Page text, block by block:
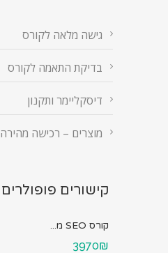
גישה מלאה לקורס
בדיקת התאמה לקורס
דיסקליימר ותקנון
מוצרים – רכישה מהירה
קישורים פופולרים
קורס SEO מ...
3970₪